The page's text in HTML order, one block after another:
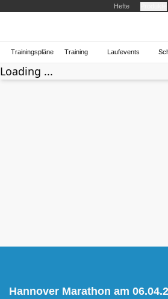
Hefte
Trainingspläne Training Laufevents
Loading ...
Hannover Marathon am